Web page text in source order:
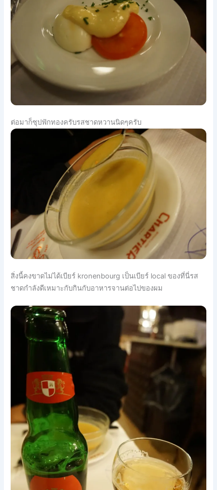
ต่อมาก็ซุปฟักทองครับรสชาดหวานนิดๆครับ
สิ่งนี้คงขาดไม่ได้เบียร์ kronenbourg เป็นเบียร์ local ของที่นี่รส
ชาดกำลังดีเหมาะกับกินกับอาหารจานต่อไปของผม